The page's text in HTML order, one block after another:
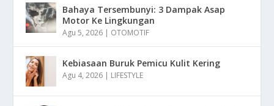
Bahaya Tersembunyi: 3 Dampak Asap
Motor Ke Lingkungan
Agu 5, 2026 | OTOMOTIF
Kebiasaan Buruk Pemicu Kulit Kering
Agu 4, 2026 | LIFESTYLE